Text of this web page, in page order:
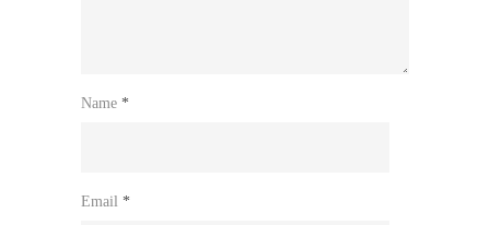
Name *
Email *